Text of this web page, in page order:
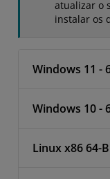
atualizar o
instalar os
Windows 11 -
Windows 10 -
Linux x86 64-